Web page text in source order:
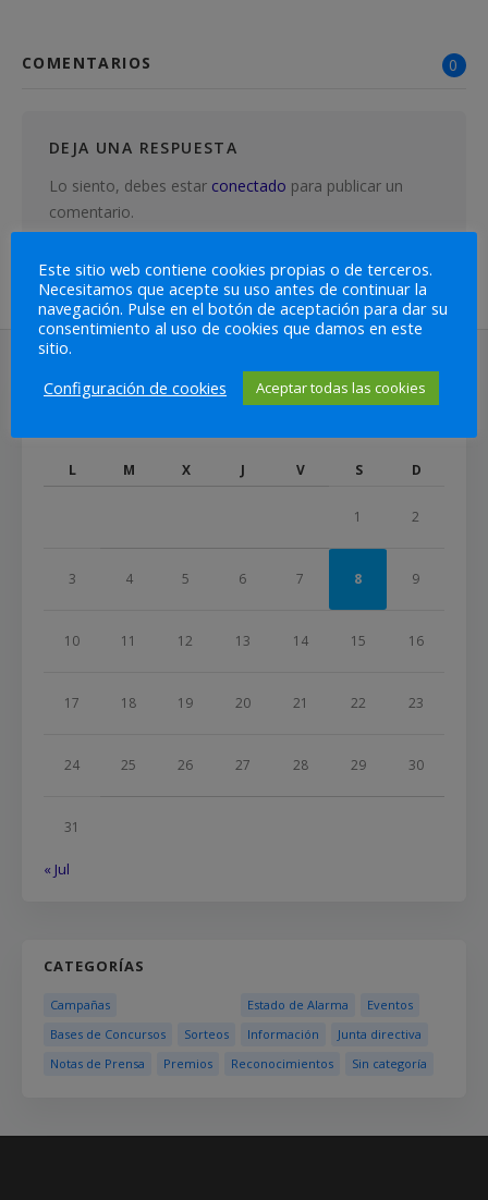
COMENTARIOS 0
DEJA UNA RESPUESTA
Lo siento, debes estar conectado para publicar un
comentario.
CALENDARIO
L M X J V S D
1 2
3 4 5 6 7 8 9
10 11 12 13 14 15 16
17 18 19 20 21 22 23
24 25 26 27 28 29 30
31
« Jul
CATEGORÍAS
Campañas
Bases de Concursos
Sorteos
Estado de Alarma
Eventos
Información
Junta directiva
Notas de Prensa
Premios Reconocimientos Sin categoría
Este sitio web contiene cookies propias o de terceros.
Necesitamos que acepte su uso antes de continuar la
navegación. Pulse en el botón de aceptación para dar su
consentimiento al uso de cookies que damos en este
sitio.
Configuración de cookies
Aceptar todas las cookies